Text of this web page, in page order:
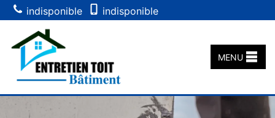
indisponible indisponible
MENU